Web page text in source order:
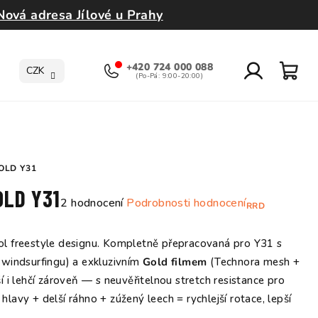
adresa Jílové u Prahy
CZK +420 724 000 088
Y31
RRD
Y31Průměrné
produktu
je
5,0
z
5
2 hodnocení Podrobnosti hodnocení
freestyle designu. Kompletně přepracovaná pro Y31 s
a exkluzivním Gold filmem (Technora mesh +
i lehčí zároveň — s neuvěřitelnou stretch resistance pro
+ delší ráhno + zúžený leech = rychlejší rotace, lepší